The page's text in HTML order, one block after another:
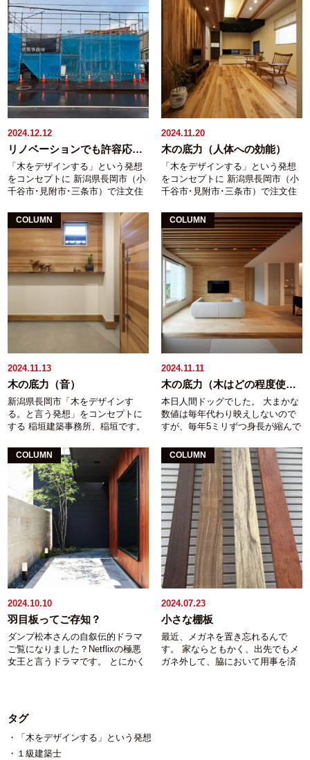
るのでしょうか？ 住宅雑誌の企画
で同業者（２社）と対談企画みた
いなものがありました。 ↑その時
の写真。。。。若い！細い！ツー
ブロック！！！(笑) 三人の中で一
番年長だったのでこんな話題を振
ったんですよ。 「予算はこれしか
ありません。到底御社で建てられ
る金額でない事も承知していま
す。 けれど、どうしても御社の家
が欲しいんです。」 と、おっしゃ
っていただけるお客様が居られた
らどう答える？と。 お二人とも即
答で『受けます！』とは言ったも
のの （10年以上前の話ですが）
「それが例えば1500万円だったと
いだのを見逃しませんでしたが(笑)
お二人とも、受けるとおっしゃい
ました。でも、お一人は嘘だと思
っています(笑) ハウスメーカーや
ビルダーではなく、 私たちは（対
談相手の他２社含む）設計施工の
建築屋です。 そう言った立場から
申し上げると金額はあまり怖くは
無いのです。 ただし、最初から
instagramや住宅雑誌から飛び出し
てきたような住まいをイメージさ
れていたとすれば その家は叶わな
いかもしれません。 私は、四六時
中、本当に常に考えています。 出
来るだけコストを掛けずに出来る
だけオリジナリティに溢れ、住ま
い心地の良い家。 表現の仕方は嫌
いですが『映える』家。 同じ『映
ではなく、 ≪なるほどね。こんな
風にもできちゃうんだね。≫的な
映えるを目指すことだって出来る
んです。 instagramに溢れている
多くの家と同じ仕様でコストを抑
えることは出来ませんが その御家
族にとっての“良い家”を一緒に、も
がきながら探すことが出来るのは
設計も施工も自社完結できる工務
店のみだと思っています。 ※ア
イキャッチ画像は弊社事務所のエ
ントランス 数年前に少しだけリフ
ォームした時の写真です。 使わ
れている材料は、 梱包を開けてみ
とか そもそも間違って発注してし
まったフローリングとか まとめて
買って数本余ってしまったウッド
められるお若いご夫婦のお店に使
うカウンター材を むさくるしい弊
社倉庫にお連れしてご覧になって
いただきました。 そのカウンター
はお店の顔。 顔ではあるけれど、
若いご夫婦にとって樹種や木目、
色合いはそれほど重要ではないと
（勝手に）思っていました。 とこ
ろが、やはりお店の顔になる木の
カウンター材選びはご夫婦とも真
剣です。 ギターをされていると言
うご主人は木目に拘り、 奥様は色
合いと硬さに拘りがありました。
様々な樹種をご紹介しながら 木に
触れて、硬い木柔らかい木、赤い
木白い木黒い木、優しい木カッコ
その表情の違いを目の前でご覧に
なれる場所が欲しいなぁと思った
次第です。 そして本日土曜日。
ネットからのお問合せで遠路遥々
福島県の太平洋側から 現在ご新築
中のお住まいに造作されるTVカウ
ンターの材料をご覧になりに来て
いただいたお客様がいらっしゃい
ます。 その方はブラックウォール
ナット一択。 長さ2700㎜強×巾600
㎜のブラックウォールナットらし
い一枚を選別され高級車に積んで
帰られました。 元々作りたいモノ
が明確で、かつ樹種はブラックウ
ォールナット一択だったのでお勧
めの板を即決されました。 片道４
時間掛けて来られて板材選びは実
質15分でした。 プチプチで梱包し
寸法でしたので傷付けないか、汚
さないかヒヤヒヤでした。 木を
欲しておられる方は沢山居られる
けれど、なかなか無垢の木とふれ
あう場所も無く 仕方なく集成材や
建材で落ち着いてしまわれている
方が居られるのではないか？ 集成
材と比較しても材料自体の単価は
さほど変わらない樹種もあるんで
すよ。 （加工や仕上げの手間は掛
かってしまいますが） カウンタ
ー材だけでなく、例えば空間のア
クセントとして現しの柱を１本建
てたい。 そんな方のご要望にもお
応えできます。 弊社で直ぐにご
用意できるのは ・現し（化粧）柱
米杉・米栂・ピーラー・秋田杉・
桧の針葉樹を始め パドック・パー
2024.12.12
リノベーションでも許容応力度計算
「木をデザインする」という発想
をコンセプトに 新潟県長岡市（小
千谷市･見附市･三条市）で注文住
る工務店 稲垣建築事務所の稲垣で
す。 薄氷を踏む想いでした。 築
約40年の佇まいの美しい大きなお
宅の大減築＋フルリノベ工事。 工
事としては２階を全て減築（２階
建てから平屋に変更）＋１階のス
ケルトンリノベーション。 ↓ほと
んど使われていなかったとおっし
ゃる雰囲気のいい和室も無くなっ
てしまいます(´;ω;｀) （残したかっ
たのですが、ご要望を全て入れ込
むにはココを潰さざるを得ません
でした） 佇まいが美しいでしょ？
まだ暑い最中、仮住まいへのお引
越しのお手伝いから始まり 雪が本
格的に振り出す前になんとかかん
とか屋根を掛け終えました。 約１
か月ほど遅れています。原因は外
ベスト。 解体の際にはシートで覆
って飛散防止をした上で、そおっ
と、本当にそぅっと、１枚ずつ剥
がします。 もちろんすべて手作
業。アスベストの含まれ得ている
材料を折ったり削ったりなんてご
法度なのです。 元々のお宅が大き
いのでこれだけでかなりの時間を
取られてしまいました。 従前のお
宅の図面が残されていたのが幸い
し、 残す柱・梁、新設する柱・
梁、を検討しつつ許容応力度計算
をしています。 一番に目指した積
雪２ｍ時の耐震等級２は残念です
がクリアできず。 既存の梁の3/4を
入れ替えないと達成できないこと
がわかり 積雪1.5ｍ時の耐震等級２
で計算しています。 ただ、、、ス
無い）、 無いはずの柱（実際は有
る）、 何故にこんな高さに梁が？
（撤去しないと頭ぶつかる）、 昔
の図面には梁成（梁の高さ）300と
2024.11.20
木の底力（人体への効能）
「木をデザインする」という発想
をコンセプトに 新潟県長岡市（小
千谷市･見附市･三条市）で注文住
る工務店 稲垣建築事務所の稲垣で
す。 今日は天気予報が良かったの
で倉庫の整理して体がバラバラに
なりそうです。 さて、木の底力
の際たる話をさせていただきま
す。 （財）日本住宅木材技術セン
ターっていう国の出先機関がサン
プリング調査した結果からお話し
ます。 小中学校で児童のインフル
エンザによる学級閉鎖率調査。 サ
ンプリング調査ではインフルエン
ザの学級閉鎖率は木造を１とする
と鉄筋コンクリート校舎は３。 つ
まり実際にインフルエンザで学級
閉鎖になっている学級は鉄筋コン
クリート造の方が木造の３倍多か
ったという調査結果です。 同じよ
うに児童の病欠率も木造は鉄筋コ
す。 ちなみに、全国の高齢者施設
でも同じ調査をしたら結果はまっ
たく同じ。 しかも転倒率や不眠を
訴える方の割合も木造のほうが圧
倒的に低いのだそうです。 全国的
に幼稚園･保育園・こども園はもち
ろん、小学校も木造が見直され、
古い鉄筋コンクリート造の建て替
えの時は木造を選択する行政も多
くなっていると聞きます。 インフ
ルエンザウイルスは湿度50％以上
の中ではその殆どが死滅すると聞
いたことがあります。 コンクリー
トでは湿度をコントロールできな
いけれど、 木は部屋が乾燥すれば
自ら蓄えた水分を放出し、湿度が
高ければ余分な湿度は吸収しま
す。 その辺の木の持つ調湿作用が
COLUMN
2024.11.13
木の底力（音）
新潟県長岡市「木をデザインす
る。と言う発想」をコンセプトに
する 稲垣建築事務所、稲垣です。
香りについてご説明してきまし
た。 今回は音。 劇場やコンサート
ホールに木を使うことが多い理由
は 高音、中音、低音とすべての音
を程よく吸収する性質を木が持っ
ているためです。 木には目には見
えない小さな孔が無数に開いてい
て、多孔質な事で不快な残響を吸
収するからだと言われています。
人間に聞こえる範囲の周波数音の
不快に感じる部分を吸収するだけ
でなく 超高周波音（人間には聞こ
えない高周波数音）をもコントロ
ールしています。 この超高周波
音、人間には聞こえている認識は
無いけれど、耳にはちゃんと届い
ていて この超高周波音を完全にシ
ャットアウトすると人間は生理的
も）α波が発生し、精神的にリラッ
クスできるそうです。 この超高周
波音は、木々のざわめきや鳥の
声、川や清流の水面のせせらぎ、
COLUMN
2024.11.11
木の底力（木はどの程度使えばイイ？）
本日人間ドッグでした。 大まかな
数値は毎年代わり映えしないので
すが、毎年5ミリずつ身長が縮んで
ンする。と言う発想」をコンセプ
トにする稲垣建築事務所、稲垣で
す。 いつもは眼鏡視力を計るので
すが、運転以外は眼鏡が邪魔なの
で車の中に忘れ、 今年は裸眼視力
を計りました。全く見えずに適当
に答えましたが案外当たっていた
ようです。 以前のデータになり
ますが、国の出先の研究所で実験
したデータが有ります。 内装に使
う木材の使用率を30％、45％、
90％とした部屋を用意して視覚的
快適性を調べた結果のデータ。 内
装ですので構成要素としては床、
壁、天井となり四角い部屋なら６
面あります。 それら６面の目から
入ってくる「木質面積」がどの程
度なら一番“落ち着ける”空間なのか
COLUMN
2024.10.10
羽目板ってご存知？
ダンプ松本さんの自叙伝的ドラマ
ご覧になりました？Netflixの極悪
女王と言うドラマです。 とにかく
試合の最後にされた惜別の挨拶に
ドラマ以上に泣いてしまった 新潟
県長岡市、自社大工の居る工務
店、稲垣建築事務所の稲垣です。
COLUMN
2024.07.23
小さな棚板
最近、メガネを置き忘れるんで
す。 家ならともかく、出先でもメ
ガネ外して、脇において用事を済
タグ
「木をデザインする」という発想
１級建築士